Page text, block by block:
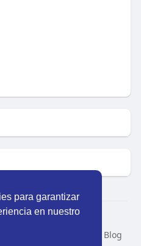
para garantizar
en nuestro
Activo
Blog